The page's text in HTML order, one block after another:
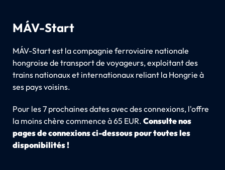
MÁV-Start
MÁV-Start est la compagnie ferroviaire nationale
hongroise de transport de voyageurs, exploitant des
trains nationaux et internationaux reliant la Hongrie à
ses pays voisins.
Pour les 7 prochaines dates avec des connexions, l'offre
la moins chère commence à 65 EUR. Consulte nos
pages de connexions ci-dessous pour toutes les
disponibilités !